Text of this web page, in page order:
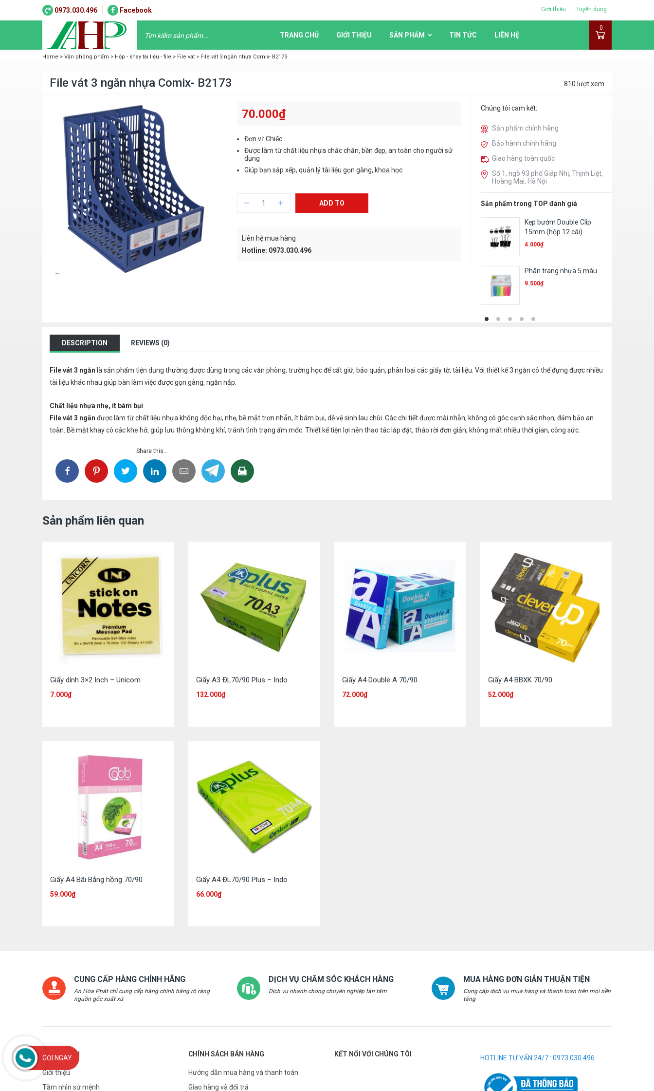
0973.030.496 Facebook Giới thiệu Tuyển dụng
TRANG CHỦ GIỚI THIỆU SẢN PHẨM TIN TỨC LIÊN HỆ
0
Home > Văn phòng phẩm > Hộp - khay tài liệu - file > File vát > File vát 3 ngăn nhựa Comix- B2173
File vát 3 ngăn nhựa Comix- B2173 810 lượt xem
70.000₫
Đơn vị: Chiếc
Được làm từ chất liệu nhựa chắc chắn, bền đẹp, an toàn cho người sử
dụng
Giúp bạn sắp xếp, quản lý tài liệu gọn gàng, khoa học
ADD TO
Liên hệ mua hàng
Hotline: 0973.030.496
Chúng tôi cam kết:
Sản phẩm chính hãng
Bảo hành chính hãng
Giao hàng toàn quốc
Số 1, ngõ 93 phố Giáp Nhị, Thịnh Liệt,
Hoàng Mai, Hà Nội
Sản phẩm trong TOP đánh giá
Kẹp bướm Double Clip
15mm (hộp 12 cái)
4.000₫
Phân trang nhựa 5 màu
9.500₫
DESCRIPTION REVIEWS (0)
File vát 3 ngăn là sản phẩm tiện dụng thường được dùng trong các văn phòng, trường học để cất giữ, bảo quản, phân loại các giấy tờ, tài liệu. Với thiết kế 3 ngăn có thể đựng được nhiều
tài liệu khác nhau giúp bàn làm việc được gọn gàng, ngăn nắp.
Chất liệu nhựa nhẹ, ít bám bụi
File vát 3 ngăn được làm từ chất liệu nhựa không độc hại, nhẹ, bề mặt trơn nhẵn, ít bám bụi, dễ vệ sinh lau chùi. Các chi tiết được mài nhẵn, không có góc cạnh sắc nhọn, đảm bảo an
toàn. Bề mặt khay có các khe hở, giúp lưu thông không khí, tránh tình trạng ẩm mốc. Thiết kế tiện lợi nên thao tác lắp đặt, tháo rời đơn giản, không mất nhiều thời gian, công sức.
Share this...
Sản phẩm liên quan
Giấy dính 3×2 Inch – Unicom
7.000₫
Giấy A3 ĐL70/90 Plus – Indo
132.000₫
Giấy A4 Double A 70/90
72.000₫
Giấy A4 BBXK 70/90
52.000₫
Giấy A4 Bãi Bằng hồng 70/90
59.000₫
Giấy A4 ĐL70/90 Plus – Indo
66.000₫
CUNG CẤP HÀNG CHÍNH HÃNG
An Hòa Phát chỉ cung cấp hàng chính hãng rõ ràng
nguồn gốc xuất xứ
DỊCH VỤ CHĂM SÓC KHÁCH HÀNG
Dịch vụ nhanh chóng chuyên nghiệp tận tâm
MUA HÀNG ĐƠN GIẢN THUẬN TIỆN
Cung cấp dịch vụ mua hàng và thanh toán trên mọi nền
tảng
THÔNG TIN
Giới thiệu
Tầm nhìn sứ mệnh
CHÍNH SÁCH BÁN HÀNG
Hướng dẫn mua hàng và thanh toán
Giao hàng và đổi trả
KẾT NỐI VỚI CHÚNG TÔI HOTLINE TƯ VẤN 24/7 : 0973.030.496
GỌI NGAY